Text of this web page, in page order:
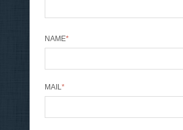
NAME*
MAIL *